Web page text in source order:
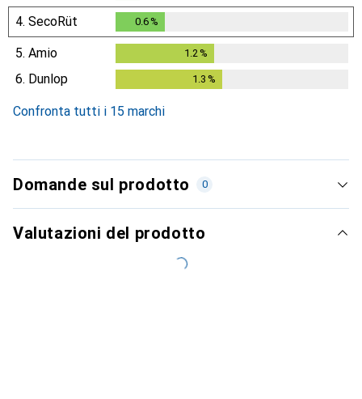
0.3%
4. SecoRüt 0.6%
5. Amio 1.2 %
6. Dunlop 1.3 %
Confronta tutti i 15 marchi
Domande sul prodotto 0
Valutazioni del prodotto